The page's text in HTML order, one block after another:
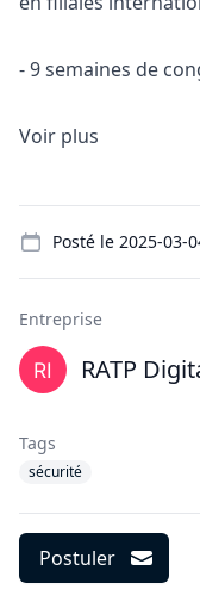
- 9 semaines de
Voir plus
Posté le 2025-03-
Entreprise
RATP
Tags
sécurité
Postuler